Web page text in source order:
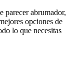
parecer abrumador,
opciones de
lo que necesitas